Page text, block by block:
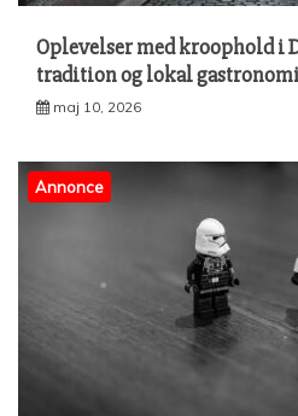
Oplevelser med kroophold i
tradition og lokal
maj 10, 2026
Annonce